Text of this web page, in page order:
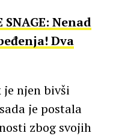
SNAGE: Nenad
Dva
je njen bivši
je postala
zbog svojih